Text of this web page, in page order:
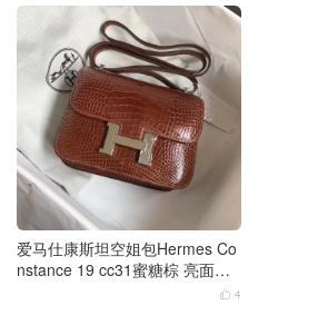
爱马仕康斯坦空姐包Hermes Co
nstance 19 cc31蜜糖棕 亮面方
 4